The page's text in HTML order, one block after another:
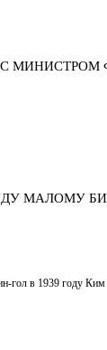
МАЛОМУ
гол в 1939 году